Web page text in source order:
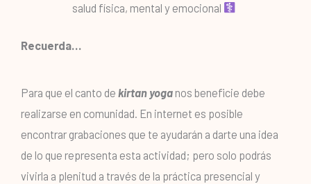
salud física, mental y emocional
Recuerda…
Para que el canto de kirtan yoga nos beneficie debe
realizarse en comunidad. En internet es posible
encontrar grabaciones que te ayudarán a darte una idea
de lo que representa esta actividad; pero solo podrás
vivirla a plenitud a través de la práctica presencial y